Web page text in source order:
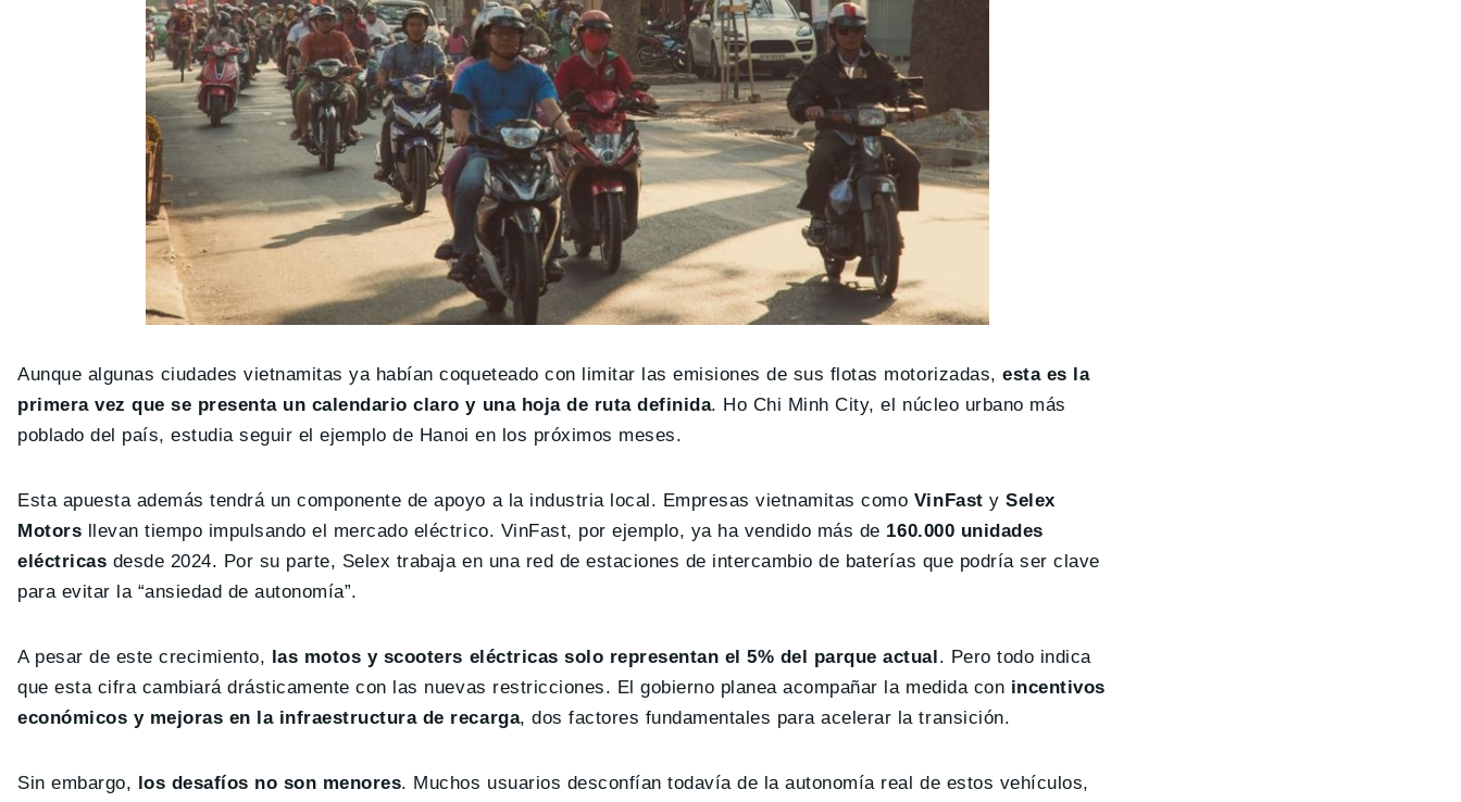
Aunque algunas ciudades vietnamitas ya habían coqueteado con limitar las emisiones de sus flotas motorizadas,esta es la
primera vez que se presenta un calendario claro y una hoja de ruta definida. Ho Chi Minh City, el núcleo urbano más
poblado del país, estudia seguir el ejemplo de Hanoi en los próximos meses.
Esta apuesta además tendrá un componente de apoyo a la industria local. Empresas vietnamitas como VinFast ySelex
Motors llevan tiempo impulsando el mercado eléctrico. VinFast, por ejemplo, ya ha vendido más de 160.000 unidades
eléctricas desde 2024. Por su parte, Selex trabaja en una red de estaciones de intercambio de baterías que podría ser clave
para evitar la “ansiedad de autonomía”.
A pesar de este crecimiento, las motos y scooters eléctricas solo representan el 5% del parque actual. Pero todo indica
que esta cifra cambiará drásticamente con las nuevas restricciones. El gobierno planea acompañar la medida con incentivos
económicos y mejoras en la infraestructura de recarga, dos factores fundamentales para acelerar la transición.
Sin embargo, los desafíos no son menores. Muchos usuarios desconfían todavía de la autonomía real de estos vehículos,